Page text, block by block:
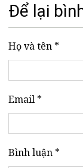
Để lại
Họ và tên *
Email *
Bình luận *